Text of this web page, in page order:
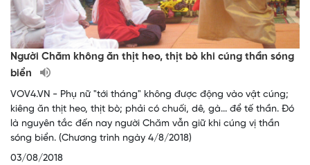
Người Chăm không ăn thịt heo, thịt bò khi cúng thần sóng
biển
VOV4.VN - Phụ nữ "tới tháng" không được động vào vật cúng;
kiêng ăn thịt heo, thịt bò; phải có chuối, dê, gà... để tế thần. Đó
là nguyên tắc đến nay người Chăm vẫn giữ khi cúng vị thần
sóng biển. (Chương trình ngày 4/8/2018)
03/08/2018